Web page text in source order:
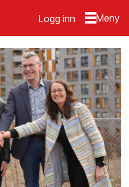
Logg inn